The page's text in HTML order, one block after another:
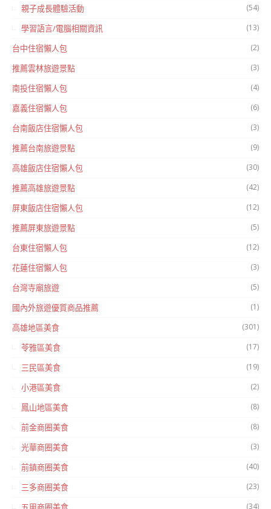
親子成長體驗活動 (54)
學習語言/電腦相關資訊 (13)
台中住宿懶人包 (2)
推薦雲林旅遊景點 (3)
南投住宿懶人包 (4)
嘉義住宿懶人包 (6)
台南飯店住宿懶人包 (3)
推薦台南旅遊景點 (9)
高雄飯店住宿懶人包 (30)
推薦高雄旅遊景點 (42)
屏東飯店住宿懶人包 (12)
推薦屏東旅遊景點 (5)
台東住宿懶人包 (12)
花蓮住宿懶人包 (3)
台灣寺廟旅遊 (5)
國內外旅遊優質商品推薦 (1)
高雄地區美食 (301)
苓雅區美食 (17)
三民區美食 (19)
小港區美食 (2)
鳳山地區美食 (8)
前金商圈美食 (8)
光華商圈美食 (3)
前鎮商圈美食 (40)
三多商圈美食 (23)
(34)